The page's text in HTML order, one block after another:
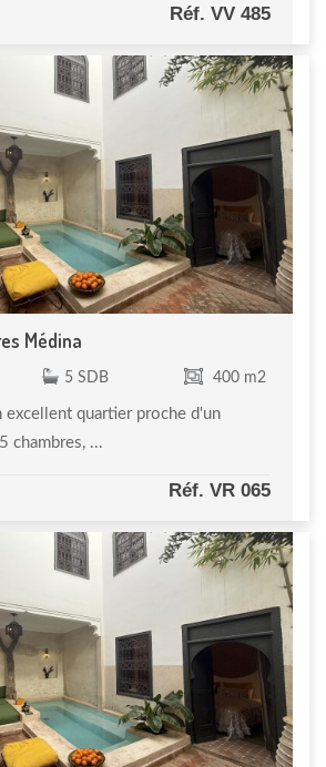
Réf. VV 485
Médina
5 SDB 400 m2
excellent quartier proche d'un
chambres, ...
Réf. VR 065